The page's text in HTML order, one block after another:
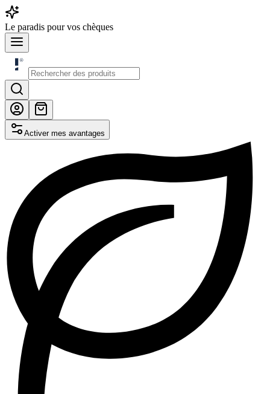
Le paradis pour vos chèques
Activer mes avantages